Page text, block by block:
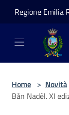
Regione Emilia
Home > Novità
Bån Nadèl. XI